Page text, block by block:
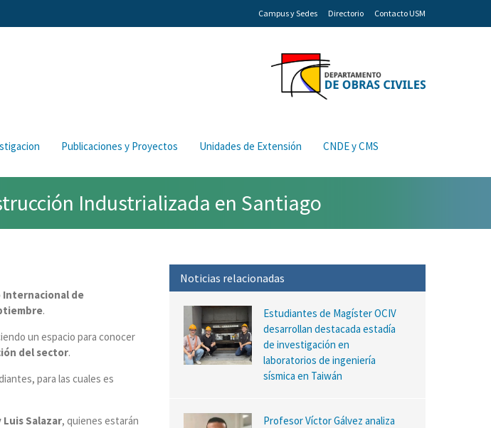
Campus y Sedes Directorio Contacto USM
Publicaciones y Proyectos Unidades de Extensión CNDE y CMS
Industrializada en Santiago
Internacional de
.
un espacio para conocer
del sector.
para las cuales es
Luis Salazar, quienes estarán
Noticias relacionadas
Estudiantes de Magíster OCIV
desarrollan destacada estadía
de investigación en
laboratorios de ingeniería
sísmica en Taiwán
Profesor Víctor Gálvez analiza